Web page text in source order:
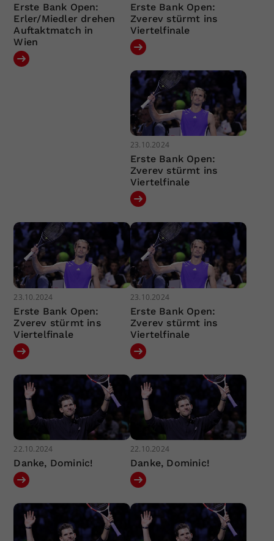
Erste Bank Open:
Erler/Miedler drehen
Auftaktmatch in
Wien
Erste Bank Open:
Zverev stürmt ins
Viertelfinale
23.10.2024
Erste Bank Open:
Zverev stürmt ins
Viertelfinale
23.10.2024
Erste Bank Open:
Zverev stürmt ins
Viertelfinale
23.10.2024
Erste Bank Open:
Zverev stürmt ins
Viertelfinale
22.10.2024
Danke, Dominic!
22.10.2024
Danke, Dominic!